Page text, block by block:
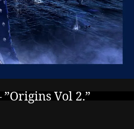
Vol 2.”